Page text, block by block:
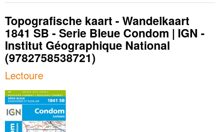
Topografische kaart - Wandelkaart
1841 SB - Serie Bleue Condom | IGN -
Institut Géographique National
(9782758538721)
Lectoure